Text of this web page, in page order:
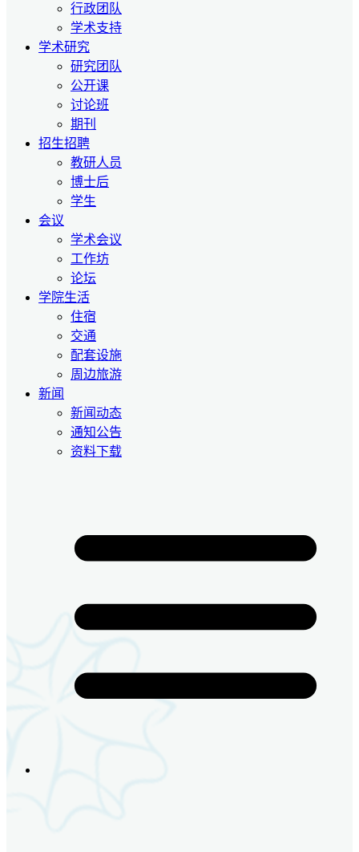
行政团队
学术支持
学术研究
研究团队
公开课
讨论班
期刊
招生招聘
教研人员
博士后
学生
会议
学术会议
工作坊
论坛
学院生活
住宿
交通
配套设施
周边旅游
新闻
新闻动态
通知公告
资料下载